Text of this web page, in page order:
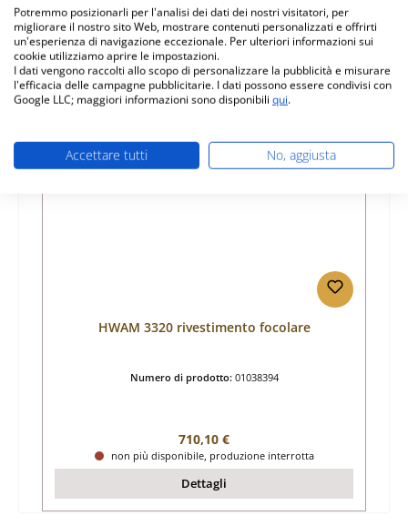
Salta la galleria dei prodotti
Prodotti simili
Esaurito
HWAM 3320 rivestimento focolare
Numero di prodotto: 01038394
Prezzo normale:
710,10 €
non più disponibile, produzione interrotta
Dettagli
Potremmo posizionarli per l'analisi dei dati dei nostri visitatori, per
migliorare il nostro sito Web, mostrare contenuti personalizzati e offrirti
un'esperienza di navigazione eccezionale. Per ulteriori informazioni sui
cookie utilizziamo aprire le impostazioni.
I dati vengono raccolti allo scopo di personalizzare la pubblicità e misurare
l'efficacia delle campagne pubblicitarie. I dati possono essere condivisi con
Google LLC; maggiori informazioni sono disponibili qui.
Accettare tutti No, aggiusta